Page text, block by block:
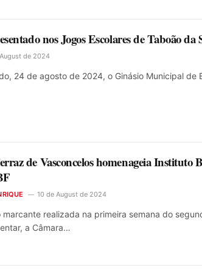
nos Jogos Escolares de Taboão da
de 2024
24 de agosto de 2024, o Ginásio Municipal de
de Vasconcelos homenageia Instituto
10 de August de 2024
marcante realizada na primeira semana do
a Câmara…